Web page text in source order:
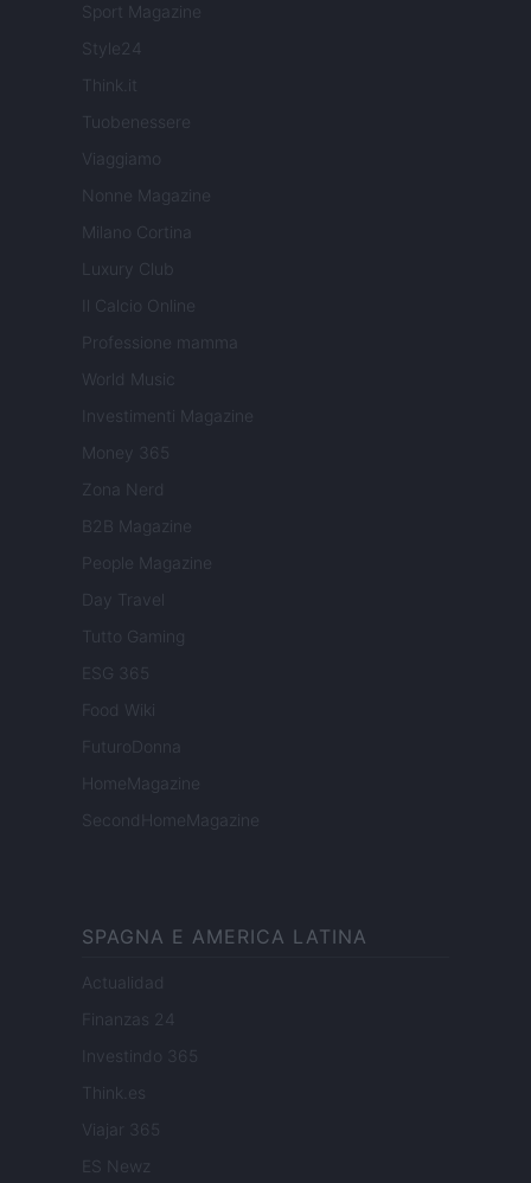
Sport Magazine
Style24
Think.it
Tuobenessere
Viaggiamo
Nonne Magazine
Milano Cortina
Luxury Club
Il Calcio Online
Professione mamma
World Music
Investimenti Magazine
Money 365
Zona Nerd
B2B Magazine
People Magazine
Day Travel
Tutto Gaming
ESG 365
Food Wiki
FuturoDonna
HomeMagazine
SecondHomeMagazine
SPAGNA E AMERICA LATINA
Actualidad
Finanzas 24
Investindo 365
Think.es
Viajar 365
ES Newz